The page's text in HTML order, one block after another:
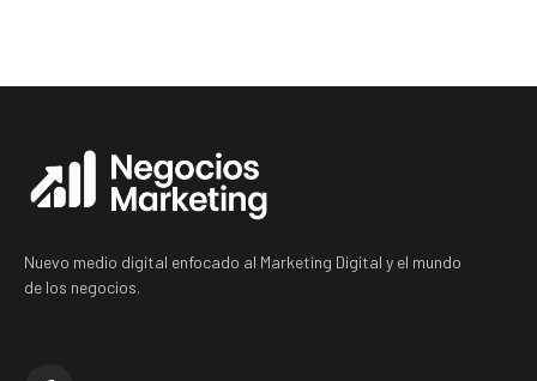
Nuevo medio digital enfocado al Marketing Digital y el mundo
de los negocios.